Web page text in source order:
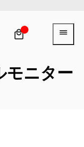
力してください。
モニター